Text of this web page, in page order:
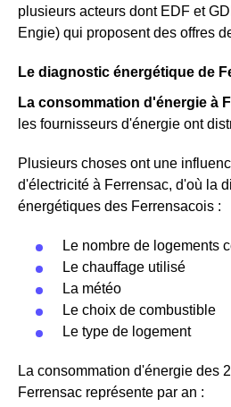
plusieurs acteurs dont EDF et
Engie) qui proposent des offres
Le diagnostic énergétique de
La consommation d'énergie à
les fournisseurs d'énergie ont
Plusieurs choses ont une
d'électricité à Ferrensac, d'où la
énergétiques des Ferrensacois :
Le nombre de logements
Le chauffage utilisé
La météo
Le choix de combustible
Le type de logement
La consommation d'énergie des
Ferrensac représente par an :